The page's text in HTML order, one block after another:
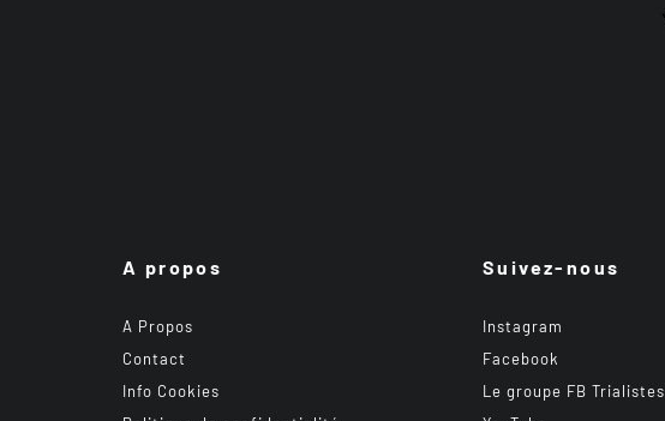
A propos
A Propos
Contact
Info Cookies
Suivez-nous
Instagram
Facebook
Le groupe FB Trialistes